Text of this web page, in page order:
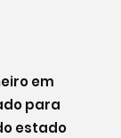
em
para
estado